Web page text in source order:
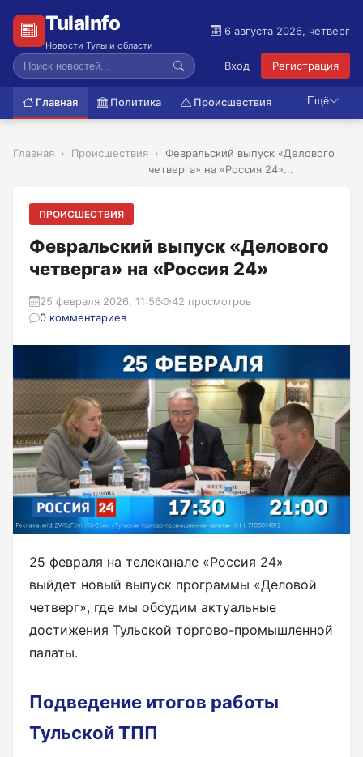
TulaInfo
Новости Тулы и области
6 августа 2026, четверг
Вход Регистрация
Главная Политика Происшествия Ещё
Главная Происшествия
Февральский выпуск «Делового
четверга» на «Россия 24»...
ПРОИСШЕСТВИЯ
Февральский выпуск «Делового
четверга» на «Россия 24»
25 февраля 2026, 11:56
42 просмотров
0 комментариев
25 февраля на телеканале «Россия 24»
выйдет новый выпуск программы «Деловой
четверг», где мы обсудим актуальные
достижения Тульской торгово-промышленной
палаты.
Подведение итогов работы
Тульской ТПП